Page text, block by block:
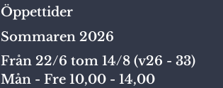
Öppettider
Sommaren 2026
Från 22/6 tom 14/8 (v26 - 33)
Mån - Fre 10,00 - 14,00